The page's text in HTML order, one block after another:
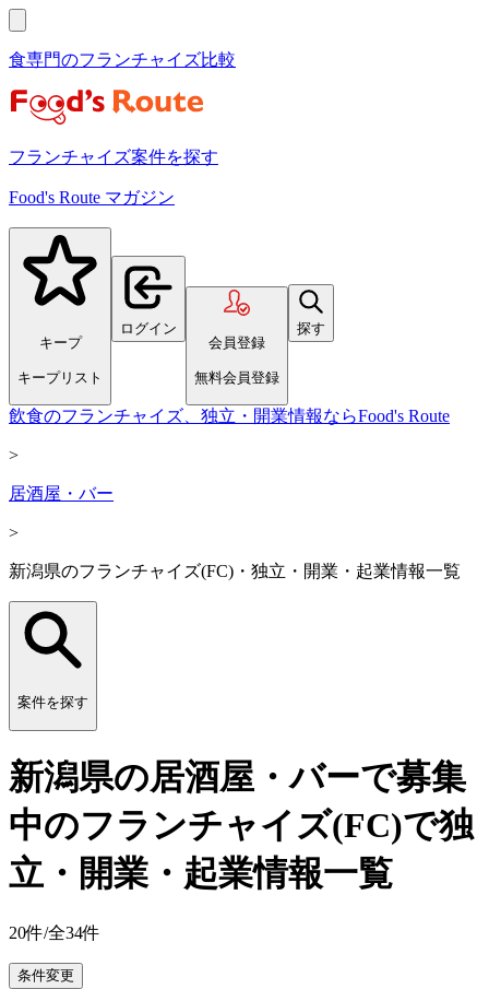
食専門のフランチャイズ比較
フランチャイズ案件を探す
Food's Route マガジン
キープ
キープリスト
ログイン
会員登録
無料会員登録
探す
飲食のフランチャイズ、独立・開業情報ならFood's Route
>
居酒屋・バー
>
新潟県のフランチャイズ(FC)・独立・開業・起業情報一覧
案件を探す
新潟県の居酒屋・バーで募集
中のフランチャイズ(FC)で独
立・開業・起業情報一覧
20件/全34件
条件変更